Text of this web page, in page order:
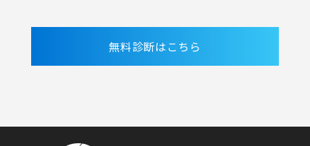
無料診断はこちら